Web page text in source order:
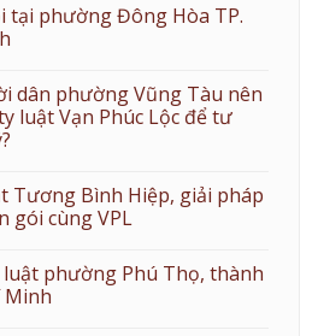
tại phường Đông Hòa TP.
dân phường Vũng Tàu nên
luật Vạn Phúc Lộc để tư
Tương Bình Hiệp, giải pháp
gói cùng VPL
phường Phú Thọ, thành
Minh